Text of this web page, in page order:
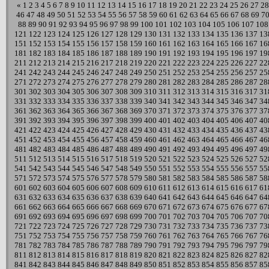
« 1 2 3 4 5 6 7 8 9 10 11 12 13 14 15 16 17 18 19 20 21 22 23 24 25 26 27 28
46 47 48 49 50 51 52 53 54 55 56 57 58 59 60 61 62 63 64 65 66 67 68 69 70
88 89 90 91 92 93 94 95 96 97 98 99 100 101 102 103 104 105 106 107 108
121 122 123 124 125 126 127 128 129 130 131 132 133 134 135 136 137
151 152 153 154 155 156 157 158 159 160 161 162 163 164 165 166 167
181 182 183 184 185 186 187 188 189 190 191 192 193 194 195 196 197
211 212 213 214 215 216 217 218 219 220 221 222 223 224 225 226 227
241 242 243 244 245 246 247 248 249 250 251 252 253 254 255 256 257
271 272 273 274 275 276 277 278 279 280 281 282 283 284 285 286 287
301 302 303 304 305 306 307 308 309 310 311 312 313 314 315 316 317
331 332 333 334 335 336 337 338 339 340 341 342 343 344 345 346 347
361 362 363 364 365 366 367 368 369 370 371 372 373 374 375 376 377
391 392 393 394 395 396 397 398 399 400 401 402 403 404 405 406 407
421 422 423 424 425 426 427 428 429 430 431 432 433 434 435 436 437
451 452 453 454 455 456 457 458 459 460 461 462 463 464 465 466 467
481 482 483 484 485 486 487 488 489 490 491 492 493 494 495 496 497
511 512 513 514 515 516 517 518 519 520 521 522 523 524 525 526 527
541 542 543 544 545 546 547 548 549 550 551 552 553 554 555 556 557
571 572 573 574 575 576 577 578 579 580 581 582 583 584 585 586 587
601 602 603 604 605 606 607 608 609 610 611 612 613 614 615 616 617
631 632 633 634 635 636 637 638 639 640 641 642 643 644 645 646 647
661 662 663 664 665 666 667 668 669 670 671 672 673 674 675 676 677
691 692 693 694 695 696 697 698 699 700 701 702 703 704 705 706 707
721 722 723 724 725 726 727 728 729 730 731 732 733 734 735 736 737
751 752 753 754 755 756 757 758 759 760 761 762 763 764 765 766 767
781 782 783 784 785 786 787 788 789 790 791 792 793 794 795 796 797
811 812 813 814 815 816 817 818 819 820 821 822 823 824 825 826 827
841 842 843 844 845 846 847 848 849 850 851 852 853 854 855 856 857